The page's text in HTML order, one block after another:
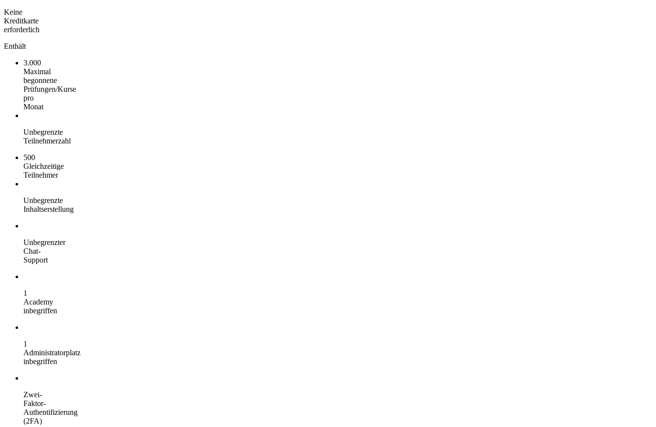
Keine
Kreditkarte
erforderlich
Enthält
3.000
Maximal
begonnene
Prüfungen/Kurse
pro
Monat
Unbegrenzte
Teilnehmerzahl
500
Gleichzeitige
Teilnehmer
Unbegrenzte
Inhaltserstellung
Unbegrenzter
Chat-
Support
1
Academy
inbegriffen
1
Administratorplatz
inbegriffen
Zwei-
Faktor-
Authentifizierung
(2FA)